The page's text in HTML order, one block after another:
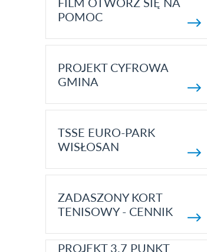
POMOC
PROJEKT CYFROWA
GMINA
TSSE EURO-PARK
WISŁOSAN
ZADASZONY KORT
TENISOWY - CENNIK
PROJEKT 3.7 PUNKT